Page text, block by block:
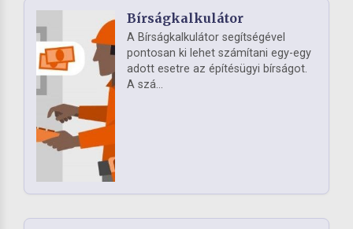
Bírságkalkulátor
A Bírságkalkulátor segítségével
pontosan ki lehet számítani egy-egy
adott esetre az építésügyi bírságot.
A szá...